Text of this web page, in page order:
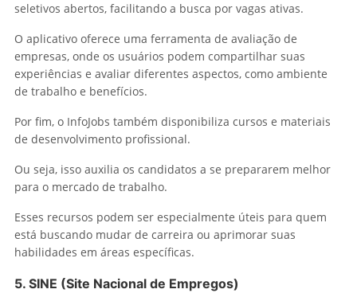
seletivos abertos, facilitando a busca por vagas ativas.
O aplicativo oferece uma ferramenta de avaliação de
empresas, onde os usuários podem compartilhar suas
experiências e avaliar diferentes aspectos, como ambiente
de trabalho e benefícios.
Por fim, o InfoJobs também disponibiliza cursos e materiais
de desenvolvimento profissional.
Ou seja, isso auxilia os candidatos a se prepararem melhor
para o mercado de trabalho.
Esses recursos podem ser especialmente úteis para quem
está buscando mudar de carreira ou aprimorar suas
habilidades em áreas específicas.
5. SINE (Site Nacional de Empregos)